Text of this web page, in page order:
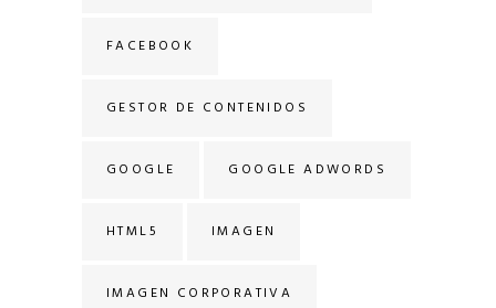
FACEBOOK
GESTOR DE CONTENIDOS
GOOGLE GOOGLE ADWORDS
HTML5 IMAGEN
IMAGEN CORPORATIVA